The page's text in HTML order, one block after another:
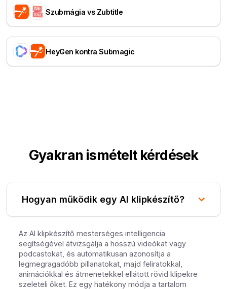
Szubmágia vs Zubtitle
HeyGen kontra Submagic
Gyakran ismételt kérdések
Hogyan működik egy AI klipkészítő?
Az AI klipkészítő mesterséges intelligencia
segítségével átvizsgálja a hosszú videókat vagy
podcastokat, és automatikusan azonosítja a
legmegragadóbb pillanatokat, majd feliratokkal,
animációkkal és átmenetekkel ellátott rövid klipekre
szeleteli őket. Ez egy hatékony módja a tartalom